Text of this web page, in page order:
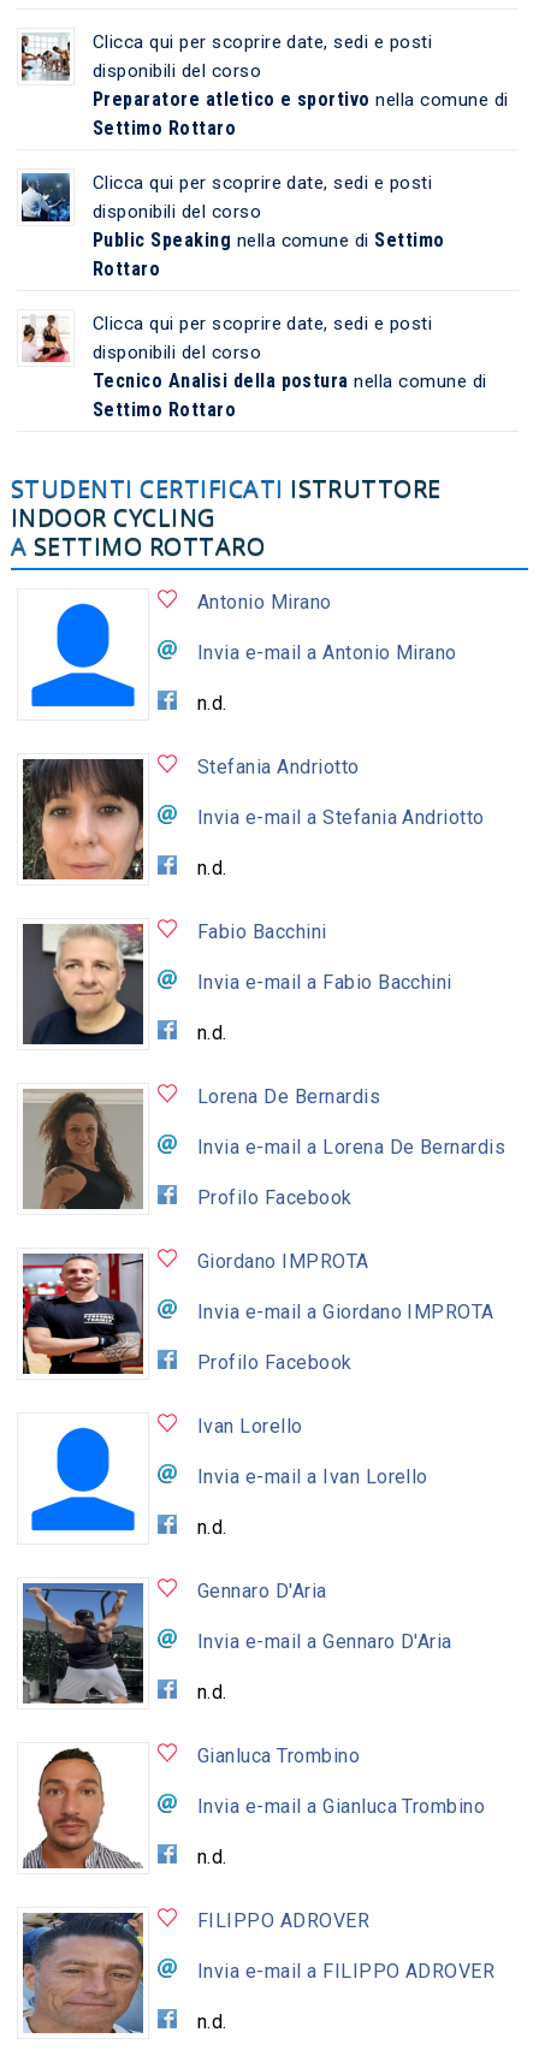
Clicca qui per scoprire date, sedi e posti
disponibili del corso
Preparatore atletico e sportivo nella comune di
Settimo Rottaro
Clicca qui per scoprire date, sedi e posti
disponibili del corso
Public Speaking nella comune di Settimo
Rottaro
Clicca qui per scoprire date, sedi e posti
disponibili del corso
Tecnico Analisi della postura nella comune di
Settimo Rottaro
STUDENTI CERTIFICATI ISTRUTTORE
INDOOR CYCLING
A SETTIMO ROTTARO
Antonio Mirano
Invia e-mail a Antonio Mirano
n.d.
Stefania Andriotto
Invia e-mail a Stefania Andriotto
n.d.
Fabio Bacchini
Invia e-mail a Fabio Bacchini
n.d.
Lorena De Bernardis
Invia e-mail a Lorena De Bernardis
Profilo Facebook
Giordano IMPROTA
Invia e-mail a Giordano IMPROTA
Profilo Facebook
Ivan Lorello
Invia e-mail a Ivan Lorello
n.d.
Gennaro D'Aria
Invia e-mail a Gennaro D'Aria
n.d.
Gianluca Trombino
Invia e-mail a Gianluca Trombino
n.d.
FILIPPO ADROVER
Invia e-mail a FILIPPO ADROVER
n.d.